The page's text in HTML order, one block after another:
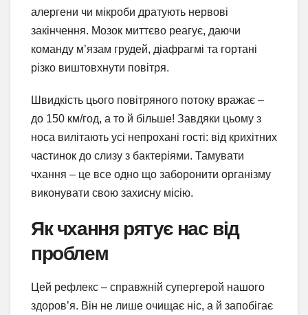
алергени чи мікроби дратують нервові
закінчення. Мозок миттєво реагує, даючи
команду м’язам грудей, діафрагмі та гортані
різко виштовхнути повітря.
Швидкість цього повітряного потоку вражає –
до 150 км/год, а то й більше! Завдяки цьому з
носа вилітають усі непрохані гості: від крихітних
частинок до слизу з бактеріями. Тамувати
чхання – це все одно що заборонити організму
виконувати свою захисну місію.
Як чхання рятує нас від
проблем
Цей рефлекс – справжній супергерой нашого
здоров’я. Він не лише очищає ніс, а й запобігає